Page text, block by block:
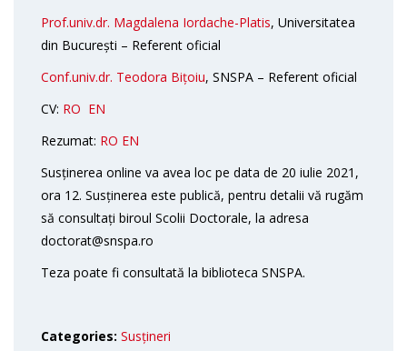
Prof.univ.dr. Magdalena Iordache-Platis, Universitatea
din București – Referent oficial
Conf.univ.dr. Teodora Bițoiu, SNSPA – Referent oficial
CV: RO EN
Rezumat: RO EN
Susținerea online va avea loc pe data de 20 iulie 2021,
ora 12. Susținerea este publică, pentru detalii vă rugăm
să consultați biroul Scolii Doctorale, la adresa
doctorat@snspa.ro
Teza poate fi consultată la biblioteca SNSPA.
Categories: Susțineri